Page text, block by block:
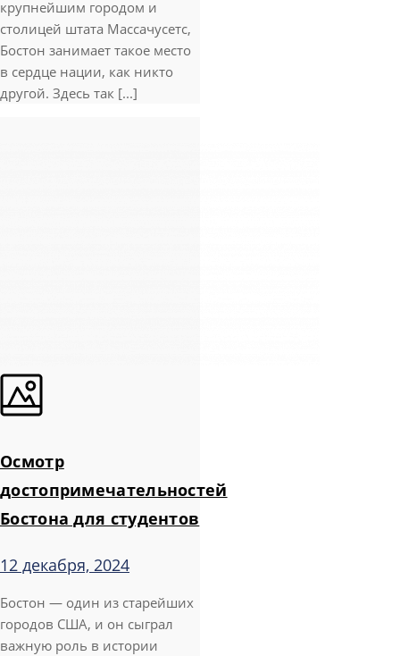
крупнейшим городом и
столицей штата Массачусетс,
Бостон занимает такое место
в сердце нации, как никто
другой. Здесь так [...]
Осмотр
достопримечательностей
Бостона для студентов
12 декабря, 2024
Бостон — один из старейших
городов США, и он сыграл
важную роль в истории